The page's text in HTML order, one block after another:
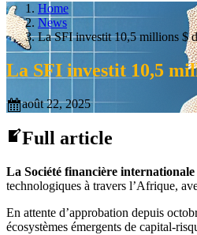
Home
News
La SFI investit 10,5 millions $
La SFI investit 10,5
août 22, 2025
Full article
La Société financière
technologiques à travers l’Afrique,
En attente d’approbation depuis
écosystèmes émergents de capital-